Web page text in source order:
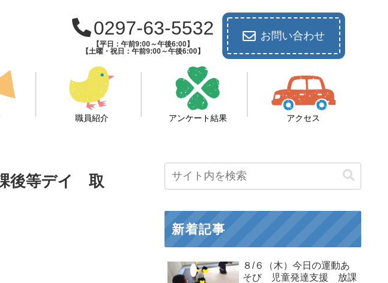
0297-63-5532
【平日：午前9:00～午後6:00】
【土曜・祝日：午前9:00～午後6:00】
お問い合わせ
職員紹介 アンケート結果 アクセス
後等デイ 取
新着記事
８/６（木）今日の運動あ
そび 児童発達支援 放課